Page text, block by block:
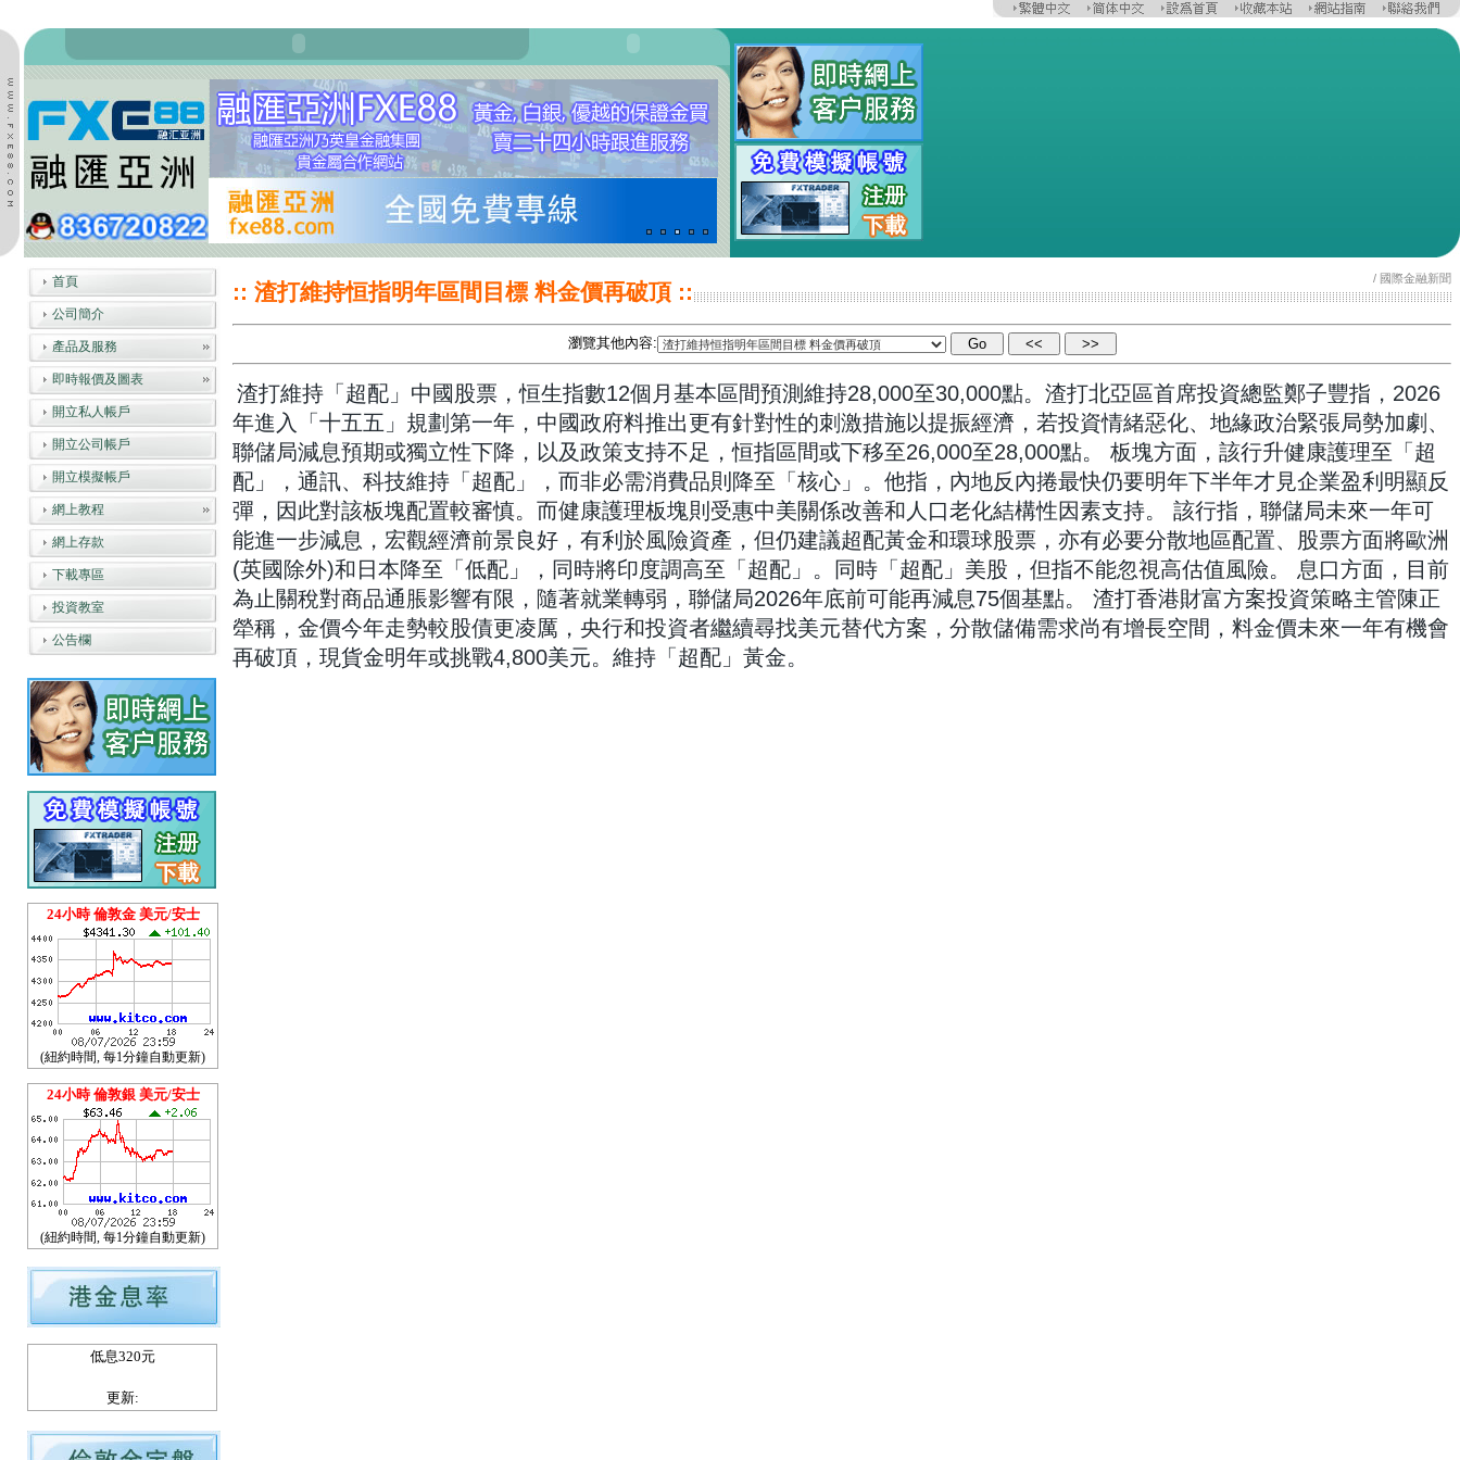
首頁
公司簡介
產品及服務
即時報價及圖表
開立私人帳戶
開立公司帳戶
開立模擬帳戶
網上教程
網上存款
下載專區
投資教室
公告欄
24小時 倫敦金 美元/安士
(紐約時間, 每1分鐘自動更新)
24小時 倫敦銀 美元/安士
(紐約時間, 每1分鐘自動更新)
低息320元
更新:
:: 渣打維持恒指明年區間目標 料金價再破頂 ::
/ 國際金融新聞
瀏覽其他內容:
渣打維持「超配」中國股票，恒生指數12個月基本區間預測維持28,000至30,000點。渣打北亞區首席投資總監鄭子豐指，2026
年進入「十五五」規劃第一年，中國政府料推出更有針對性的刺激措施以提振經濟，若投資情緒惡化、地緣政治緊張局勢加劇、
聯儲局減息預期或獨立性下降，以及政策支持不足，恒指區間或下移至26,000至28,000點。 板塊方面，該行升健康護理至「超
配」，通訊、科技維持「超配」，而非必需消費品則降至「核心」。他指，內地反內捲最快仍要明年下半年才見企業盈利明顯反
彈，因此對該板塊配置較審慎。而健康護理板塊則受惠中美關係改善和人口老化結構性因素支持。 該行指，聯儲局未來一年可
能進一步減息，宏觀經濟前景良好，有利於風險資產，但仍建議超配黃金和環球股票，亦有必要分散地區配置、股票方面將歐洲
(英國除外)和日本降至「低配」，同時將印度調高至「超配」。同時「超配」美股，但指不能忽視高估值風險。 息口方面，目前
為止關稅對商品通脹影響有限，隨著就業轉弱，聯儲局2026年底前可能再減息75個基點。 渣打香港財富方案投資策略主管陳正
犖稱，金價今年走勢較股債更凌厲，央行和投資者繼續尋找美元替代方案，分散儲備需求尚有增長空間，料金價未來一年有機會
再破頂，現貨金明年或挑戰4,800美元。維持「超配」黃金。